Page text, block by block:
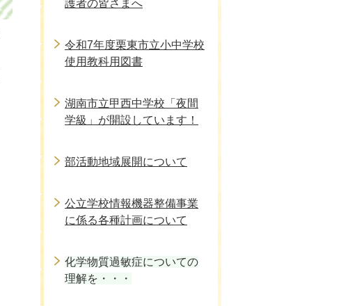
護者の皆さまへ
令和7年度栗東市立小中学校
使用教科用図書
湖南市立甲西中学校「夜間
学級」が開設しています！
部活動地域展開について
公立学校情報機器整備事業
に係る各種計画について
化学物質過敏症についての
理解を・・・